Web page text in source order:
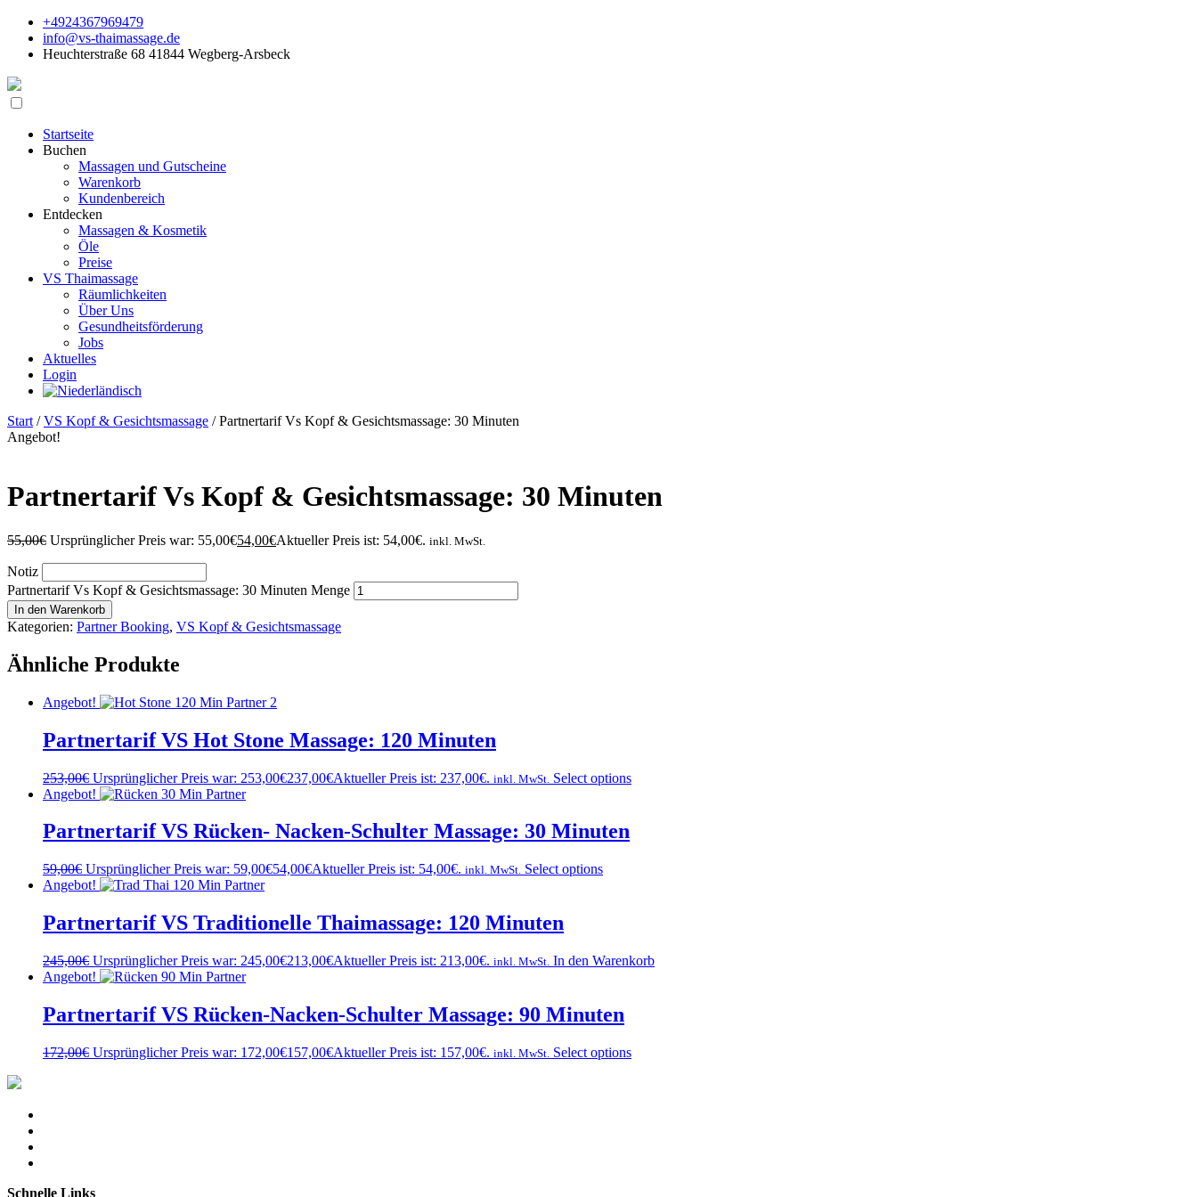
+4924367969479
info@vs-thaimassage.de
Heuchterstraße 68 41844 Wegberg-Arsbeck
Startseite
Buchen
Massagen und Gutscheine
Warenkorb
Kundenbereich
Entdecken
Massagen & Kosmetik
Öle
Preise
VS Thaimassage
Räumlichkeiten
Über Uns
Gesundheitsförderung
Jobs
Aktuelles
Login
Start /VS Kopf & Gesichtsmassage / Partnertarif Vs Kopf & Gesichtsmassage: 30 Minuten
Angebot!
Partnertarif Vs Kopf & Gesichtsmassage: 30 Minuten
55,00€ Ursprünglicher Preis war: 55,00€54,00€Aktueller Preis ist: 54,00€. inkl. MwSt.
Notiz
Partnertarif Vs Kopf & Gesichtsmassage: 30 Minuten Menge
In den Warenkorb
Kategorien: Partner Booking, VS Kopf & Gesichtsmassage
Ähnliche Produkte
Angebot!
Partnertarif VS Hot Stone Massage: 120 Minuten
253,00€ Ursprünglicher Preis war: 253,00€237,00€Aktueller Preis ist: 237,00€. inkl. MwSt. Select options
Angebot!
Partnertarif VS Rücken- Nacken-Schulter Massage: 30 Minuten
59,00€ Ursprünglicher Preis war: 59,00€54,00€Aktueller Preis ist: 54,00€. inkl. MwSt. Select options
Angebot!
Partnertarif VS Traditionelle Thaimassage: 120 Minuten
245,00€ Ursprünglicher Preis war: 245,00€213,00€Aktueller Preis ist: 213,00€. inkl. MwSt. In den Warenkorb
Angebot!
Partnertarif VS Rücken-Nacken-Schulter Massage: 90 Minuten
172,00€ Ursprünglicher Preis war: 172,00€157,00€Aktueller Preis ist: 157,00€. inkl. MwSt. Select options
Schnelle Links